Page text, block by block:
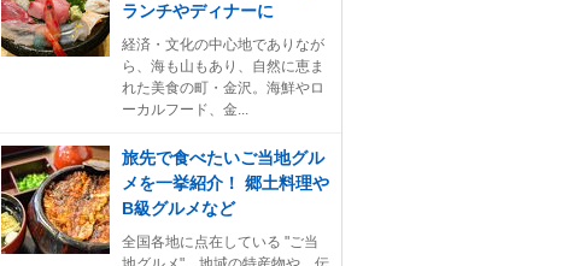
ランチやディナーに
経済・文化の中心地でありなが
ら、海も山もあり、自然に恵ま
れた美食の町・金沢。海鮮やロ
ーカルフード、金...
旅先で食べたいご当地グル
メを一挙紹介！ 郷土料理や
B級グルメなど
全国各地に点在している "ご当